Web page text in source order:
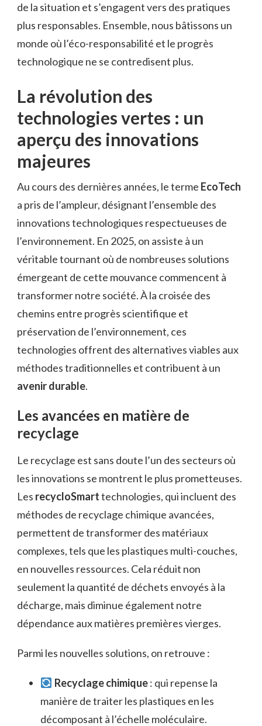
de la situation et s’engagent vers des pratiques
plus responsables. Ensemble, nous bâtissons un
monde où l’éco-responsabilité et le progrès
technologique ne se contredisent plus.
La révolution des
technologies vertes : un
aperçu des innovations
majeures
Au cours des dernières années, le terme EcoTech
a pris de l’ampleur, désignant l’ensemble des
innovations technologiques respectueuses de
l’environnement. En 2025, on assiste à un
véritable tournant où de nombreuses solutions
émergeant de cette mouvance commencent à
transformer notre société. À la croisée des
chemins entre progrès scientifique et
préservation de l’environnement, ces
technologies offrent des alternatives viables aux
méthodes traditionnelles et contribuent à un
avenir durable.
Les avancées en matière de
recyclage
Le recyclage est sans doute l’un des secteurs où
les innovations se montrent le plus prometteuses.
Les recycloSmarttechnologies, qui incluent des
méthodes de recyclage chimique avancées,
permettent de transformer des matériaux
complexes, tels que les plastiques multi-couches,
en nouvelles ressources. Cela réduit non
seulement la quantité de déchets envoyés à la
décharge, mais diminue également notre
dépendance aux matières premières vierges.
Parmi les nouvelles solutions, on retrouve :
Recyclage chimique: qui repense la
manière de traiter les plastiques en les
décomposant à l’échelle moléculaire.